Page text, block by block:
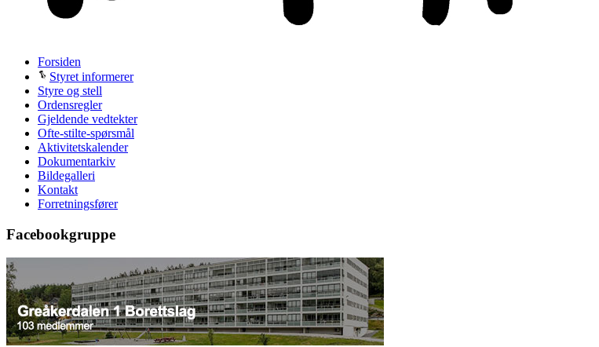
Forsiden
Styret informerer
Styre og stell
Ordensregler
Gjeldende vedtekter
Ofte-stilte-spørsmål
Aktivitetskalender
Dokumentarkiv
Bildegalleri
Kontakt
Forretningsfører
Facebookgruppe